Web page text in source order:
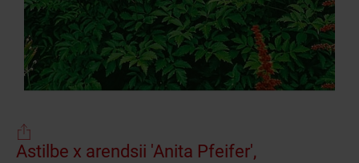
Astilbe x arendsii 'Anita Pfeifer',